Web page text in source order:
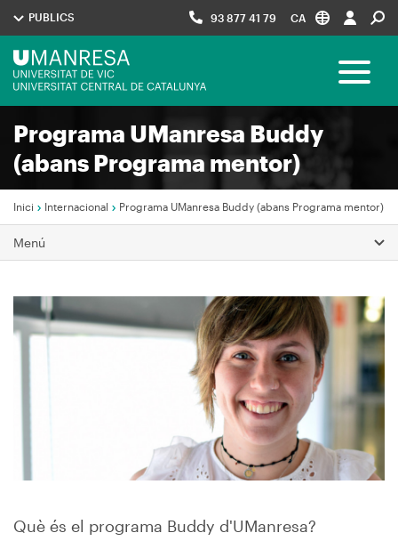
Menú
UManresa
PUBLICS 93 877 41 79 CA
Navegació
principal
Toggle
Programa UManresa Buddy
(abans Programa mentor)
Fil
d'Ariadna
Inici Internacional Programa UManresa Buddy (abans Programa mentor)
Menú
Imagen
Què és el programa Buddy d'UManresa?